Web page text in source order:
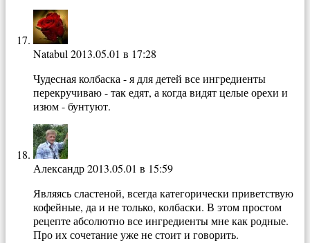
Natabul 2013.05.01 в 17:28
Чудесная колбаска - я для детей все ингредиенты
перекручиваю - так едят, а когда видят целые орехи и
изюм - бунтуют.
Александр2013.05.01 в 15:59
Являясь сластеной, всегда категорически приветствую
кофейные, да и не только, колбаски. В этом простом
рецепте абсолютно все ингредиенты мне как родные.
Про их сочетание уже не стоит и говорить.